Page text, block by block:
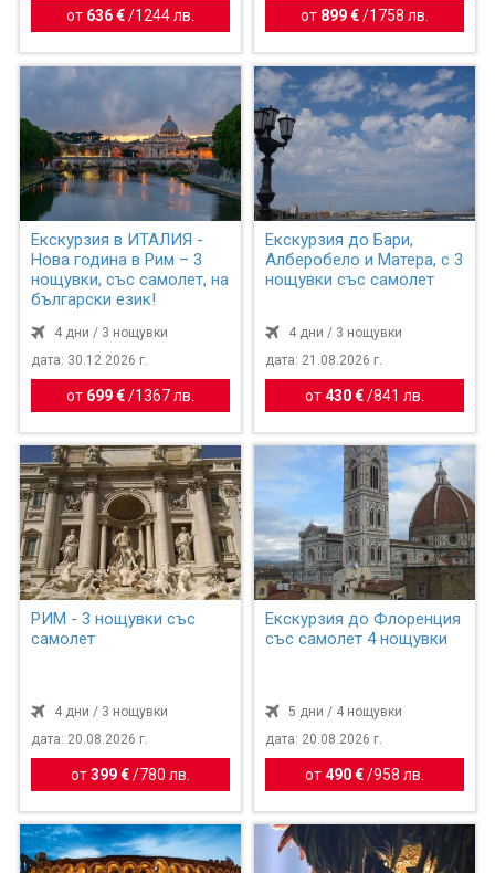
от 636 € / 1244 лв. от 899 €/ 1758 лв.
Екскурзия в ИТАЛИЯ -
Нова година в Рим – 3
нощувки, със самолет, на
български език!
4 дни / 3 нощувки
дата: 30.12.2026 г.
от 699 € / 1367 лв.
Екскурзия до Бари,
Алберобело и Матера, с 3
нощувки със самолет
4 дни / 3 нощувки
дата: 21.08.2026 г.
от430 €/841 лв.
РИМ - 3 нощувки със
самолет
4 дни / 3 нощувки
дата: 20.08.2026 г.
от399 € / 780 лв.
Екскурзия до Флоренция
със самолет 4 нощувки
5 дни / 4 нощувки
дата: 20.08.2026 г.
от490 €/958 лв.